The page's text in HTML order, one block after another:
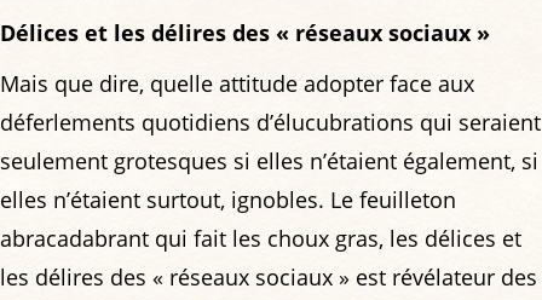
Délices et les délires des « réseaux sociaux »
Mais que dire, quelle attitude adopter face aux
déferlements quotidiens d’élucubrations qui seraient
seulement grotesques si elles n’étaient également, si
elles n’étaient surtout, ignobles. Le feuilleton
abracadabrant qui fait les choux gras, les délices et
les délires des « réseaux sociaux » est révélateur des